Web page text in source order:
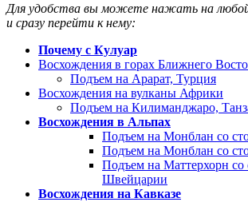
Для удобства вы можете нажать на
и сразу перейти к нему:
Почему с Кулуар
Восхождения в горах Ближнего
Подъем на Арарат, Турция
Восхождения на вулканы Африки
Подъем на Килиманджаро,
Восхождения в Альпах
Подъем на Монблан со
Подъем на Монблан со
Подъем на Маттерхорн со
Швейцарии
Восхождения на Кавказе